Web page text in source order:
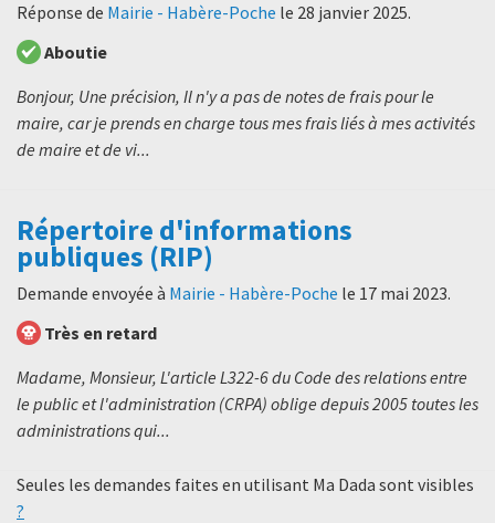
Réponse de Mairie - Habère-Poche le 28 janvier 2025.
Aboutie
Bonjour, Une précision, Il n'y a pas de notes de frais pour le
maire, car je prends en charge tous mes frais liés à mes activités
de maire et de vi...
Répertoire d'informations
publiques (RIP)
Demande envoyée à Mairie - Habère-Poche le 17 mai 2023.
Très en retard
Madame, Monsieur, L'article L322-6 du Code des relations entre
le public et l'administration (CRPA) oblige depuis 2005 toutes les
administrations qui...
Seules les demandes faites en utilisant Ma Dada sont visibles
?